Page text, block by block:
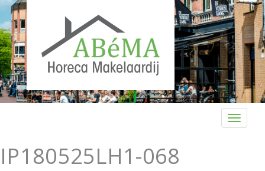
T
IP180525LH1-068